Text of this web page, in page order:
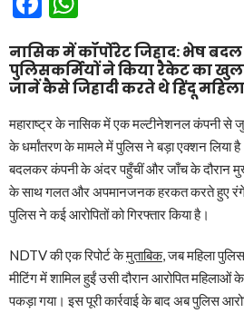
नासिक में कॉर्पोरेट जिहाद: भेष
पुलिसकर्मियों ने किया रैकेट का
जानें कैसे जिहादी करते थे हिंदू
महाराष्ट्र के नासिक में एक मल्टीनेशनल कंपनी से
के धर्मांतरण के मामले में पुलिस ने बड़ा एक्शन लिया
बदलकर कंपनी के अंदर पहुँचीं और जाँच के दौरान मुख्य
के साथ गलत और अपमानजनक हरकत करते हुए रंगे
पुलिस ने कई आरोपितों को गिरफ्तार किया है।
NDTV की एक रिपोर्ट केमुताबिक, जब महिला
मीटिंग में शामिल हुईं उसी दौरान आरोपित
पकड़ा गया। इस पूरी कार्रवाई के बाद अब पुलिस